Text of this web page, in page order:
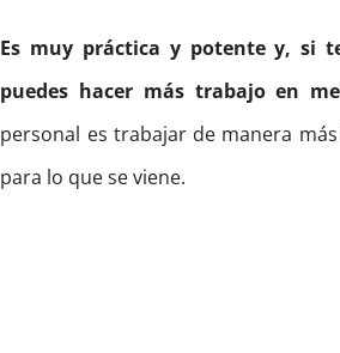
Es muy práctica y potente y, si
puedes hacer más trabajo en
personal es trabajar de manera
para lo que se viene.